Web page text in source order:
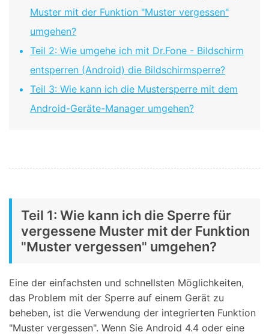
Muster mit der Funktion "Muster vergessen"
umgehen?
Teil 2: Wie umgehe ich mit Dr.Fone - Bildschirm
entsperren (Android) die Bildschirmsperre?
Teil 3: Wie kann ich die Mustersperre mit dem
Android-Geräte-Manager umgehen?
Teil 1: Wie kann ich die Sperre für
vergessene Muster mit der Funktion
"Muster vergessen" umgehen?
Eine der einfachsten und schnellsten Möglichkeiten,
das Problem mit der Sperre auf einem Gerät zu
beheben, ist die Verwendung der integrierten Funktion
"Muster vergessen". Wenn Sie Android 4.4 oder eine